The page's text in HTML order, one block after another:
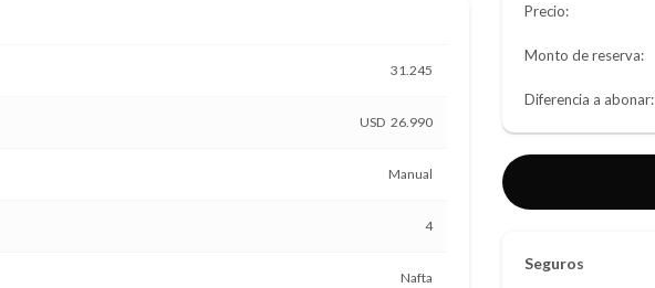
31.245
26.990
Manual
4
Nafta
Precio:
Monto de reserva:
Diferencia a abonar:
Seguros